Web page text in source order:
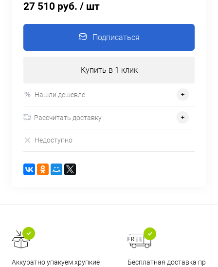
27 510 руб. / шт
Подписаться
Купить в 1 клик
Нашли дешевле
Рассчитать доставку
Недоступно
Аккуратно упакуем хрупкие
Бесплатная доставка при